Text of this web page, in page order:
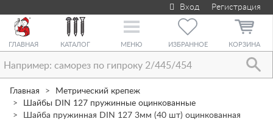
Вход Регистрация
ГЛАВНАЯ КАТАЛОГ
Toggle
МЕНЮ ИЗБРАННОЕ КОРЗИНА
Главная
Метрический крепеж
Шайбы DIN 127 пружинные оцинкованные
Шайба пружинная DIN 127 3мм (40 шт) оцинкованная